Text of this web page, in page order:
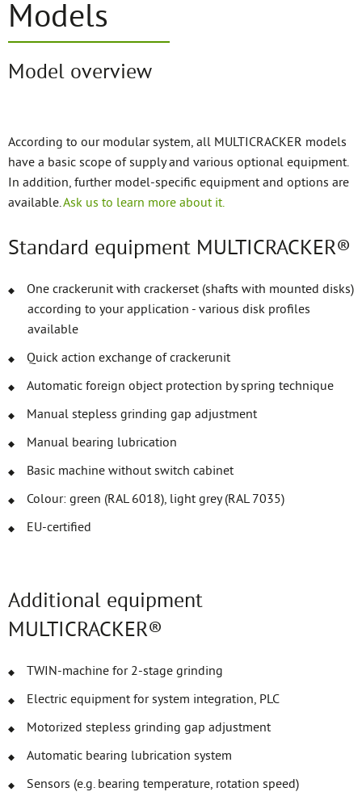
Models
Model overview
According to our modular system, all MULTICRACKER models
have a basic scope of supply and various optional equipment.
In addition, further model-specific equipment and options are
available.Ask us to learn more about it.
Standard equipment MULTICRACKER®
One crackerunit with crackerset (shafts with mounted disks)
according to your application - various disk profiles
available
Quick action exchange of crackerunit
Automatic foreign object protection by spring technique
Manual stepless grinding gap adjustment
Manual bearing lubrication
Basic machine without switch cabinet
Colour: green (RAL 6018), light grey (RAL 7035)
EU-certified
Additional equipment
MULTICRACKER®
TWIN-machine for 2-stage grinding
Electric equipment for system integration, PLC
Motorized stepless grinding gap adjustment
Automatic bearing lubrication system
Sensors (e.g. bearing temperature, rotation speed)